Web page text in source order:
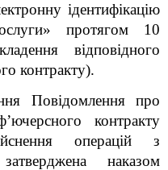
ідентифікацію
протягом 10
відповідного
контракту).
Повідомлення про
контракту
операцій з
наказом